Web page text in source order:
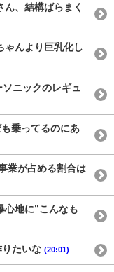
ん、結構ばらまく
ゃんより巨乳化し
ニックのレギュ
乗ってるのにあ
業が占める割合は
心地に”こんなも
りたいな (20:01)